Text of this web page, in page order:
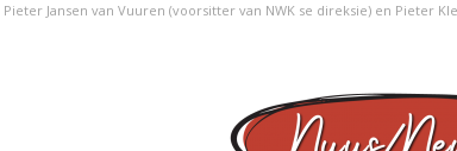
Pieter Jansen van Vuuren (voorsitter van NWK se direksie) en Pieter